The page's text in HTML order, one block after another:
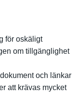
för oskäligt
om tillgänglighet
och länkar
att krävas mycket